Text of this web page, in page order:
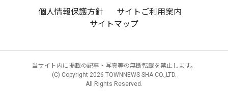
個人情報保護方針
サイトご利用案内
サイトマップ
当サイト内に掲載の記事・写真等の無断転載を禁止します。
(C) Copyright 2026 TOWNNEWS-SHA CO.,LTD.
All Rights Reserved.